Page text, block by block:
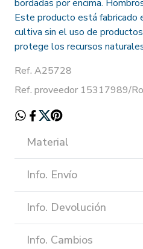
bordadas por encima.
Este producto está fabricado
cultiva sin el uso de
protege los recursos
Ref. A25728
Ref. proveedor 15317989/
Material
Info. Envío
Info. Devolución
Info. Cambios